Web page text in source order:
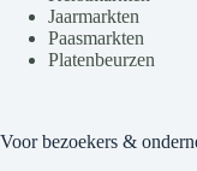
Jaarmarkten
Paasmarkten
Platenbeurzen
Voor bezoekers &